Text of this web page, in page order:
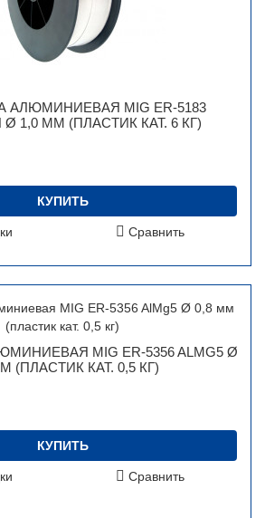
АЛЮМИНИЕВАЯ MIG ER-5183
Ø 1,0 ММ (ПЛАСТИК КАТ. 6 КГ)
КУПИТЬ
Сравнить
MIG ER-5356 ALMG5 Ø
(ПЛАСТИК КАТ. 0,5 КГ)
КУПИТЬ
Сравнить